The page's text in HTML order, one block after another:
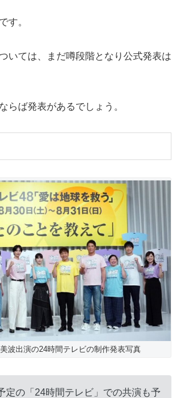
す。
いては、まだ噂段階となり公式発表は
らば発表があるでしょう。
波出演の24時間テレビの制作発表写真
定の「24時間テレビ」での共演も予